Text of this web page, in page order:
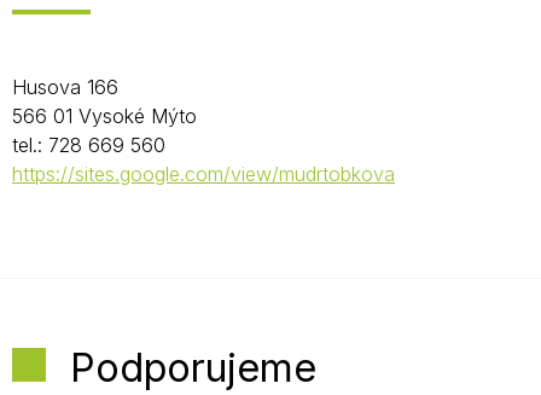
Husova 166
566 01 Vysoké Mýto
tel.: 728 669 560
https://sites.google.com/view/mudrtobkova
Podporujeme